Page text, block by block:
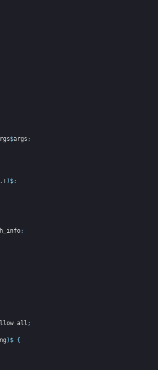
$args ;
.+) $;
_ info;
all ;
) $ {